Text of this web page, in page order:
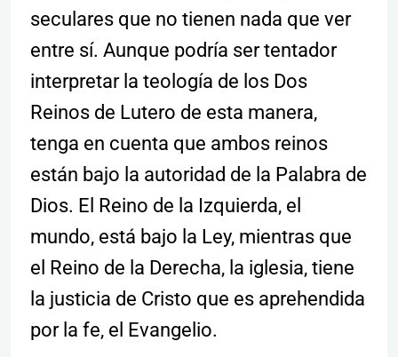
seculares que no tienen nada que ver
entre sí. Aunque podría ser tentador
interpretar la teología de los Dos
Reinos de Lutero de esta manera,
tenga en cuenta que ambos reinos
están bajo la autoridad de la Palabra de
Dios. El Reino de la Izquierda, el
mundo, está bajo la Ley, mientras que
el Reino de la Derecha, la iglesia, tiene
la justicia de Cristo que es aprehendida
por la fe, el Evangelio.